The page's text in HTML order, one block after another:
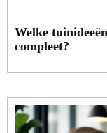
Welke
compleet?